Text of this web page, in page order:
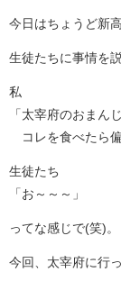
今日はちょうど新
生徒たちに事情を
私
「太宰府のおまん
コレを食べたら
生徒たち
「お～～～」
ってな感じで(笑)。
今回、太宰府に行